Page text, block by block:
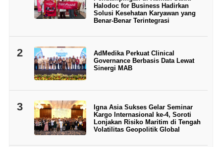
Halodoc for Business Hadirkan
Solusi Kesehatan Karyawan yang
Benar-Benar Terintegrasi
2
AdMedika Perkuat Clinical
Governance Berbasis Data Lewat
Sinergi MAB
3
Igna Asia Sukses Gelar Seminar
Kargo Internasional ke-4, Soroti
Lonjakan Risiko Maritim di Tengah
Volatilitas Geopolitik Global